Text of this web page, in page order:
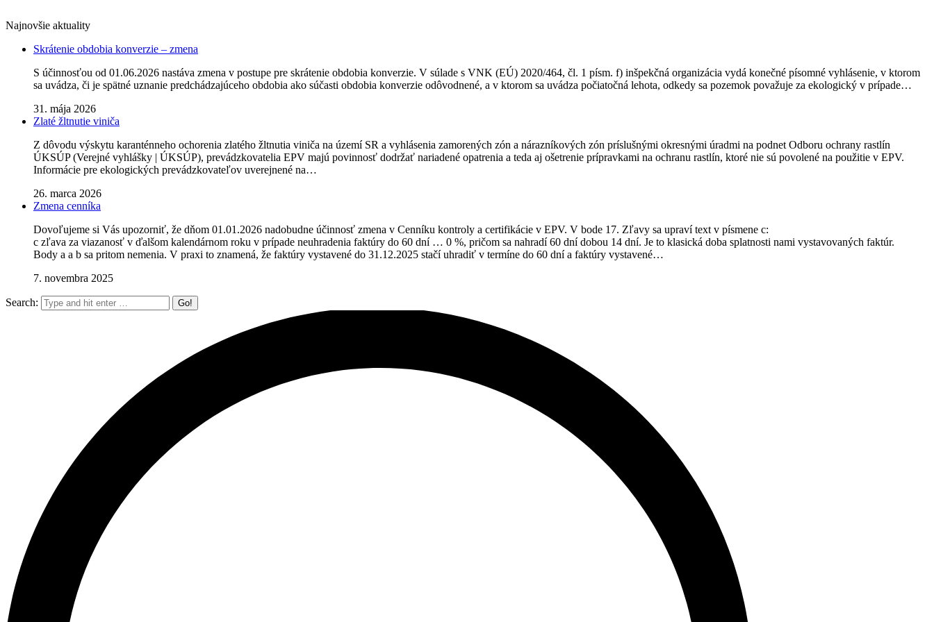
Najnovšie aktuality
Skrátenie obdobia konverzie – zmena
S účinnosťou od 01.06.2026 nastáva zmena v postupe pre skrátenie obdobia konverzie. V súlade s VNK (EÚ) 2020/464, čl. 1 písm. f) inšpekčná organizácia vydá konečné písomné vyhlásenie, v ktorom
sa uvádza, či je spätné uznanie predchádzajúceho obdobia ako súčasti obdobia konverzie odôvodnené, a v ktorom sa uvádza počiatočná lehota, odkedy sa pozemok považuje za ekologický v prípade…
31. mája 2026
Zlaté žltnutie viniča
Z dôvodu výskytu karanténneho ochorenia zlatého žltnutia viniča na území SR a vyhlásenia zamorených zón a nárazníkových zón príslušnými okresnými úradmi na podnet Odboru ochrany rastlín
ÚKSÚP (Verejné vyhlášky | ÚKSÚP), prevádzkovatelia EPV majú povinnosť dodržať nariadené opatrenia a teda aj ošetrenie prípravkami na ochranu rastlín, ktoré nie sú povolené na použitie v EPV.
Informácie pre ekologických prevádzkovateľov uverejnené na…
26. marca 2026
Zmena cenníka
Dovoľujeme si Vás upozorniť, že dňom 01.01.2026 nadobudne účinnosť zmena v Cenníku kontroly a certifikácie v EPV. V bode 17. Zľavy sa upraví text v písmene c:
c zľava za viazanosť v ďalšom kalendárnom roku v prípade neuhradenia faktúry do 60 dní … 0 %, pričom sa nahradí 60 dní dobou 14 dní. Je to klasická doba splatnosti nami vystavovaných faktúr.
Body a a b sa pritom nemenia. V praxi to znamená, že faktúry vystavené do 31.12.2025 stačí uhradiť v termíne do 60 dní a faktúry vystavené…
7. novembra 2025
Search: